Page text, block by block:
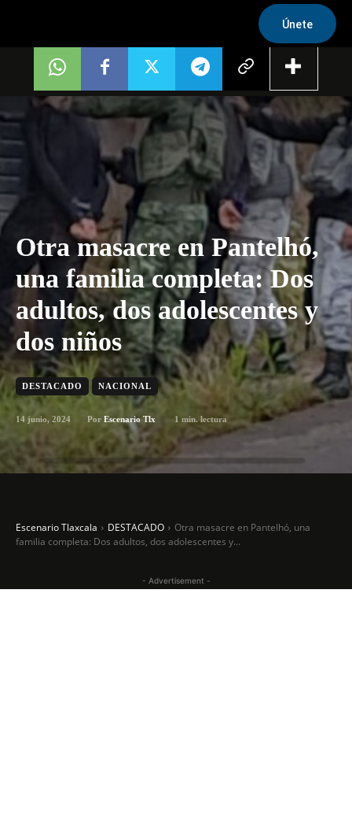
Únete
Otra masacre en Pantelhó,
una familia completa: Dos
adultos, dos adolescentes y
dos niños
DESTACADO NACIONAL
14 junio, 2024 Por Escenario Tlx 1 min. lectura
Escenario Tlaxcala DESTACADO
Otra masacre en Pantelhó, una
familia completa: Dos adultos, dos adolescentes y...
- Advertisement -